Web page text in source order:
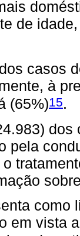
de
casos
à
(65%)15.
pela
como
em vista